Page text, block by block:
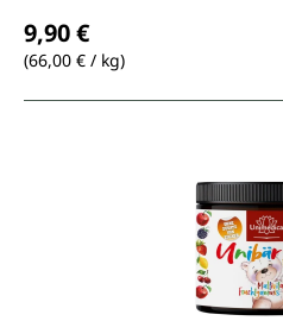
9,90 €
(66,00 € / kg)